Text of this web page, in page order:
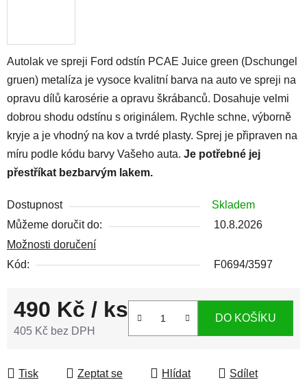
Autolak ve spreji Ford odstín PCAE Juice green (Dschungel
gruen) metalíza je vysoce kvalitní barva na auto ve spreji na
opravu dílů karosérie a opravu škrábanců. Dosahuje velmi
dobrou shodu odstínu s originálem. Rychle schne, výborně
kryje a je vhodný na kov a tvrdé plasty. Sprej je připraven na
míru podle kódu barvy Vašeho auta. Je potřebné jej
přestříkat bezbarvým lakem.
Dostupnost
Skladem
Můžeme doručit do:
10.8.2026
Možnosti doručení
Kód:
F0694/3597
490 Kč / ks
405 Kč bez DPH
DO KOŠÍKU
Tisk Zeptat se Hlídat Sdílet